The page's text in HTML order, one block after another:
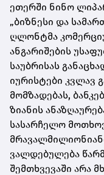
ეთერში ნინო
„ბიზნესი და
ღლონტმა
ანგარიშების
საუბრისას
იურისტები კვლავ
მომზადებას,
ზიანის
სასარჩელო
ვალდებულება
შემთხვევაში არა